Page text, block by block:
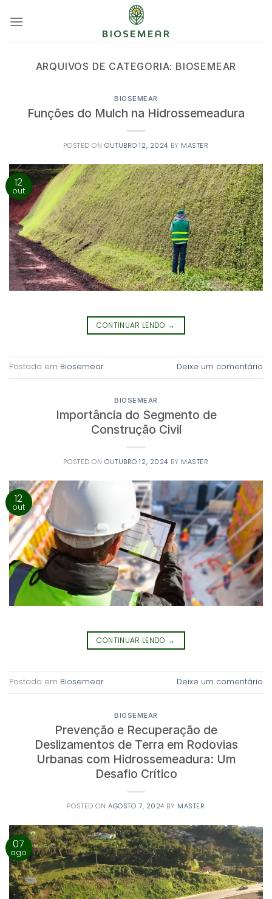
ARQUIVOS DE CATEGORIA: BIOSEMEAR
BIOSEMEAR
Funções do Mulch na Hidrossemeadura
POSTED ON OUTUBRO 12, 2024 BY MASTER
12
out
CONTINUAR LENDO →
Postado em Biosemear Deixe um comentário
BIOSEMEAR
Importância do Segmento de
Construção Civil
POSTED ON OUTUBRO 12, 2024 BY MASTER
12
out
CONTINUAR LENDO →
Postado em Biosemear Deixe um comentário
BIOSEMEAR
Prevenção e Recuperação de
Deslizamentos de Terra em Rodovias
Urbanas com Hidrossemeadura: Um
Desafio Crítico
POSTED ONAGOSTO 7, 2024 BY MASTER
07
ago